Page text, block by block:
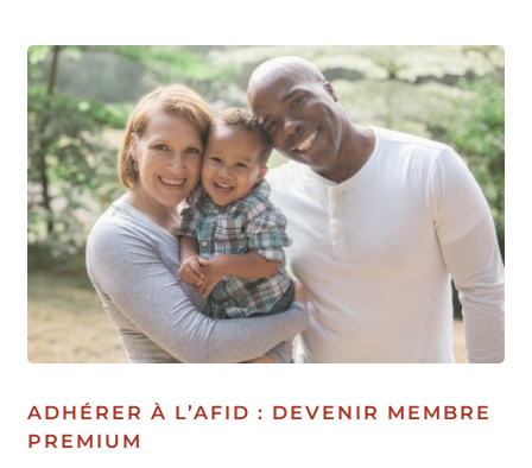
ADHÉRER À L’AFID : DEVENIR MEMBRE
PREMIUM